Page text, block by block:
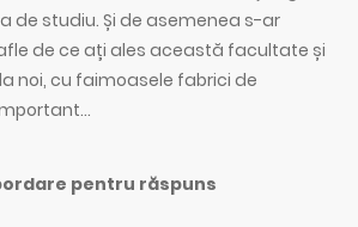
de studiu. Și de asemenea s-ar
de ce ați ales această facultate și
noi, cu faimoasele fabrici de
pentru răspuns